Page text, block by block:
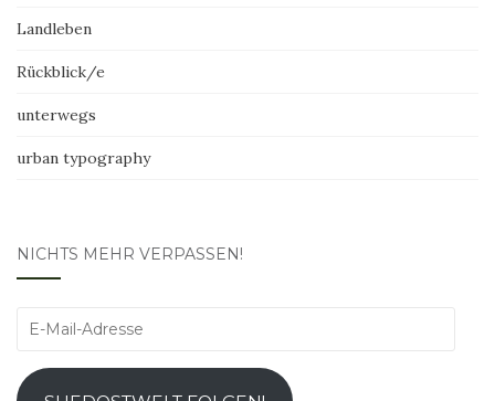
Landleben
Rückblick/e
unterwegs
urban typography
NICHTS MEHR VERPASSEN!
E-
Adresse